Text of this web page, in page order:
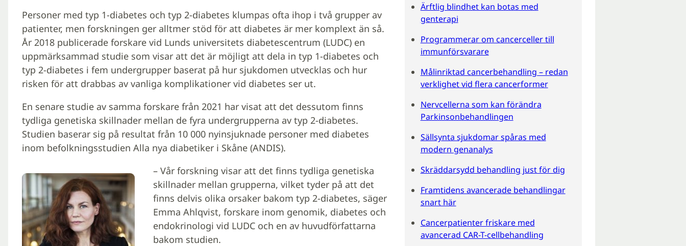
Personer med typ 1-diabetes och typ 2-diabetes klumpas ofta ihop i två grupper av
patienter, men forskningen ger alltmer stöd för att diabetes är mer komplext än så.
År 2018 publicerade forskare vid Lunds universitets diabetescentrum (LUDC) en
uppmärksammad studie som visar att det är möjligt att dela in typ 1-diabetes och
typ 2-diabetes i fem undergrupper baserat på hur sjukdomen utvecklas och hur
risken för att drabbas av vanliga komplikationer vid diabetes ser ut.
En senare studie av samma forskare från 2021 har visat att det dessutom finns
tydliga genetiska skillnader mellan de fyra undergrupperna av typ 2-diabetes.
Studien baserar sig på resultat från 10 000 nyinsjuknade personer med diabetes
inom befolkningsstudien Alla nya diabetiker i Skåne (ANDIS).
– Vår forskning visar att det finns tydliga genetiska
skillnader mellan grupperna, vilket tyder på att det
finns delvis olika orsaker bakom typ 2-diabetes, säger
Emma Ahlqvist, forskare inom genomik, diabetes och
endokrinologi vid LUDC och en av huvudförfattarna
bakom studien.
Ärftlig blindhet kan botas med
genterapi
Programmerar om cancerceller till
immunförsvarare
Målinriktad cancerbehandling – redan
verklighet vid flera cancerformer
Nervcellerna som kan förändra
Parkinsonbehandlingen
Sällsynta sjukdomar spåras med
modern genanalys
Skräddarsydd behandling just för dig
Framtidens avancerade behandlingar
snart här
Cancerpatienter friskare med
avancerad CAR-T-cellbehandling